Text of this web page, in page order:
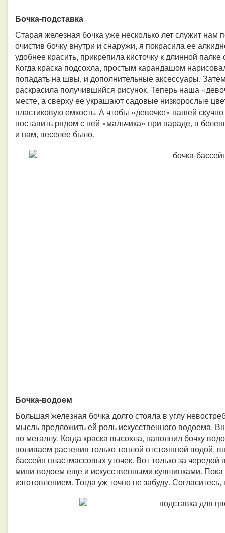
Бочка-подставка
Старая железная бочка уже несколько лет служит нам
очистив бочку внутри и снаружи, я покрасила ее
удобнее красить, прикрепила кисточку к длинной
Когда краска подсохла, простым карандашом
попадать на швы, и дополнительные аксессуары.
раскрасила получившийся рисунок. Теперь наша
месте, а сверху ее украшают садовые низкорослые
пластиковую емкость. А чтобы «девочке» нашей
поставить рядом с ней «мальчика» при параде, в
и нам, веселее было.
Бочка-водоем
Большая железная бочка долго стояла в углу
мысль предложить ей роль искусственного водоема.
по металлу. Когда краска высохла, наполнил бочку
поливаем растения только теплой отстоянной водой,
бассейн пластмассовых уточек. Вот только за
мини-водоем еще и искусственными кувшинками. Пока
изготовлением. Тогда уж точно не забуду.